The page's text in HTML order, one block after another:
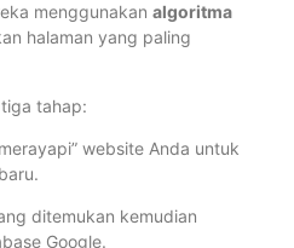
menggunakan algoritma
halaman yang paling
tahap:
website Anda untuk
ditemukan kemudian
Google.